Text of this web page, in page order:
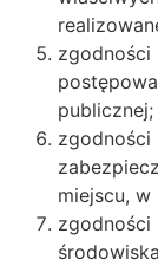
zgodności
publicznej;
zgodności
miejscu,
zgodności